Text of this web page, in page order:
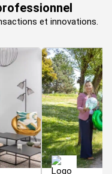
et innovations.